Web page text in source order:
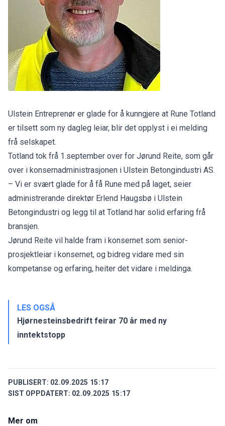
Ulstein Entreprenør er glade for å kunngjere at Rune Totland
er tilsett som ny dagleg leiar, blir det opplyst i ei melding
frå selskapet.
Totland tok frå 1.september over for Jørund Reite, som går
over i konsernadministrasjonen i Ulstein Betongindustri AS.
– Vi er svært glade for å få Rune med på laget, seier
administrerande direktør Erlend Haugsbø i Ulstein
Betongindustri og legg til at Totland har solid erfaring frå
bransjen.
Jørund Reite vil halde fram i konsernet som senior-
prosjektleiar i konsernet, og bidreg vidare med sin
kompetanse og erfaring, heiter det vidare i meldinga.
LES OGSÅ
Hjørnesteinsbedrift feirar 70 år med ny
inntektstopp
PUBLISERT: 02.09.2025 15:17
SIST OPPDATERT: 02.09.2025 15:17
Mer om